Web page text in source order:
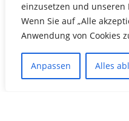
einzusetzen und unseren
Wenn Sie auf „Alle
Anwendung von Cookies
Anpassen Alles